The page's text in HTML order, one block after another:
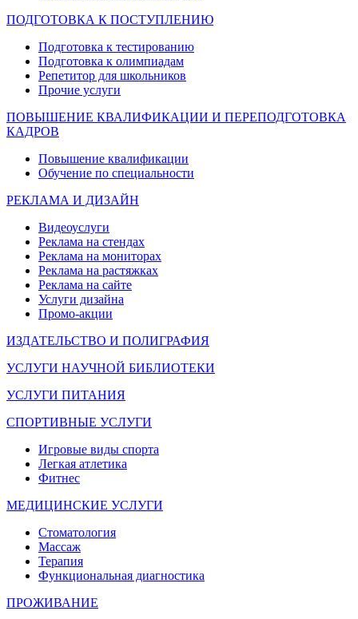
ПОДГОТОВКА К ПОСТУПЛЕНИЮ
Подготовка к тестированию
Подготовка к олимпиадам
Репетитор для школьников
Прочие услуги
ПОВЫШЕНИЕ КВАЛИФИКАЦИИ И ПЕРЕПОДГОТОВКА
КАДРОВ
Повышение квалификации
Обучение по специальности
РЕКЛАМА И ДИЗАЙН
Видеоуслуги
Реклама на стендах
Реклама на мониторах
Реклама на растяжках
Реклама на сайте
Услуги дизайна
Промо-акции
ИЗДАТЕЛЬСТВО И ПОЛИГРАФИЯ
УСЛУГИ НАУЧНОЙ БИБЛИОТЕКИ
УСЛУГИ ПИТАНИЯ
СПОРТИВНЫЕ УСЛУГИ
Игровые виды спорта
Легкая атлетика
Фитнес
МЕДИЦИНСКИЕ УСЛУГИ
Стоматология
Массаж
Терапия
Функциональная диагностика
ПРОЖИВАНИЕ